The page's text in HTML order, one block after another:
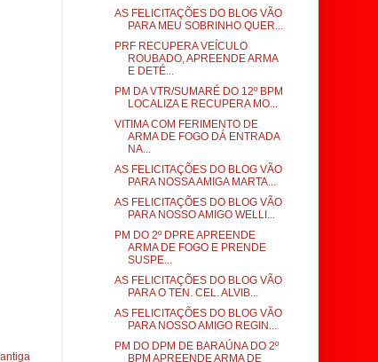
AS FELICITAÇÕES DO BLOG VÃO
PARA MEU SOBRINHO QUER...
PRF RECUPERA VEÍCULO
ROUBADO, APREENDE ARMA
E DETÉ...
PM DA VTR/SUMARÉ DO 12º BPM
LOCALIZA E RECUPERA MO...
VITIMA COM FERIMENTO DE
ARMA DE FOGO DÁ ENTRADA
NA...
AS FELICITAÇÕES DO BLOG VÃO
PARA NOSSA AMIGA MARTA...
AS FELICITAÇÕES DO BLOG VÃO
PARA NOSSO AMIGO WELLI...
PM DO 2º DPRE APREENDE
ARMA DE FOGO E PRENDE
SUSPE...
AS FELICITAÇÕES DO BLOG VÃO
PARA O TEN. CEL. ALVIB...
AS FELICITAÇÕES DO BLOG VÃO
PARA NOSSO AMIGO REGIN...
PM DO DPM DE BARAÚNA DO 2º
BPM APREENDE ARMA DE